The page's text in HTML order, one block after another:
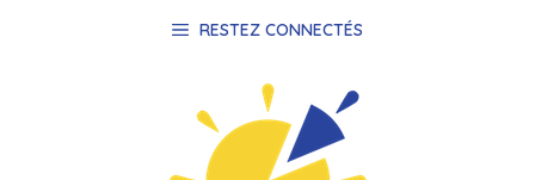
RESTEZ CONNECTÉS